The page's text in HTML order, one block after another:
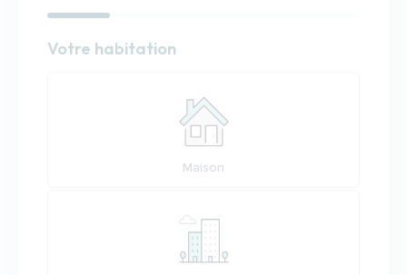
Habitation
Votre habitation
Maison